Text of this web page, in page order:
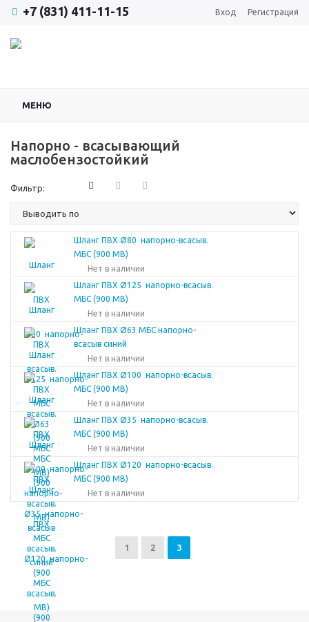
+7 (831) 411-11-15 Вход Регистрация
МЕНЮ
Напорно - всасывающий
маслобензостойкий
Фильтр:
Шланг ПВХ Ø80 напорно-всасыв.
МБС (900 МВ)
Нет в наличии
Шланг ПВХ Ø125 напорно-всасыв.
МБС (900 МВ)
Нет в наличии
Шланг ПВХ Ø63 МБС напорно-
всасыв синий
Нет в наличии
Шланг ПВХ Ø100 напорно-всасыв.
МБС (900 МВ)
Нет в наличии
Шланг ПВХ Ø35 напорно-всасыв.
МБС (900 МВ)
Нет в наличии
Шланг ПВХ Ø120 напорно-всасыв.
МБС (900 МВ)
Нет в наличии
1 2 3